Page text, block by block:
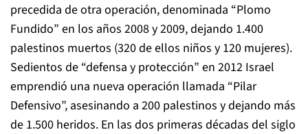
precedida de otra operación, denominada “Plomo
Fundido” en los años 2008 y 2009, dejando 1.400
palestinos muertos (320 de ellos niños y 120 mujeres).
Sedientos de “defensa y protección” en 2012 Israel
emprendió una nueva operación llamada “Pilar
Defensivo”, asesinando a 200 palestinos y dejando más
de 1.500 heridos. En las dos primeras décadas del siglo